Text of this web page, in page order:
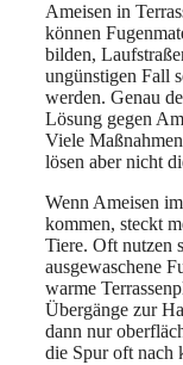
Ameisen in
können
bilden,
ungünstigen Fall
werden. Genau
Lösung gegen
Viele
lösen aber nicht
Wenn Ameisen
kommen, steckt
Tiere. Oft nutzen
ausgewaschene
warme
Übergänge zur
dann nur
die Spur oft nach